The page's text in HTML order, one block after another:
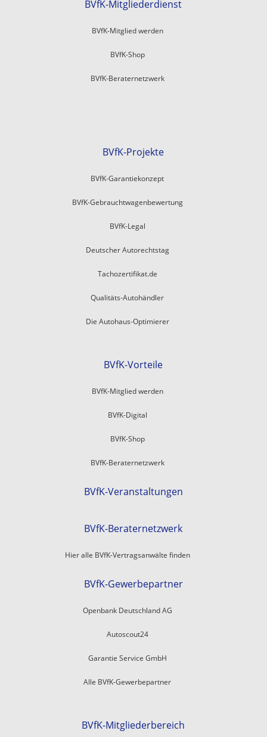
BVfK-Mitgliederdienst
BVfK-Mitglied werden
BVfK-Shop
BVfK-Beraternetzwerk
BVfK-Projekte
BVfK-Garantiekonzept
BVfK-Gebrauchtwagenbewertung
BVfK-Legal
Deutscher Autorechtstag
Tachozertifikat.de
Qualitäts-Autohändler
Die Autohaus-Optimierer
BVfK-Vorteile
BVfK-Mitglied werden
BVfK-Digital
BVfK-Shop
BVfK-Beraternetzwerk
BVfK-Veranstaltungen
BVfK-Beraternetzwerk
Hier alle BVfK-Vertragsanwälte finden
BVfK-Gewerbepartner
Openbank Deutschland AG
Autoscout24
Garantie Service GmbH
Alle BVfK-Gewerbepartner
BVfK-Mitgliederbereich